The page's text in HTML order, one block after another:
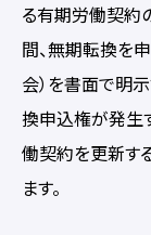
る有期労働契約
間、無期転換を
会）を書面で明
換申込権が発生
働契約を更新す
ます。